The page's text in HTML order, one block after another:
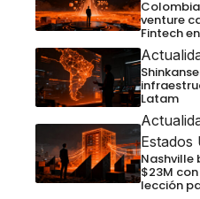
Colombia
venture
Fintech
Latam
Estados
Nashville
$23M
lección